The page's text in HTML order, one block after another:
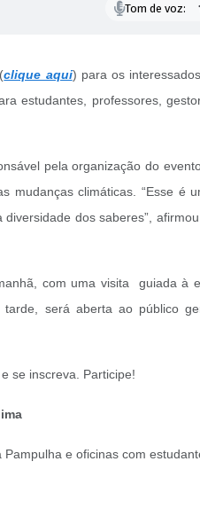
Tom de voz:
clique aqui) para os
estudantes, professores,
pela organização do
mudanças climáticas. “Esse
dos saberes”,
com uma visita guiada
será aberta ao público
e se inscreva. Participe!
e oficinas com